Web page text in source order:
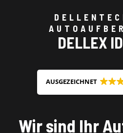
DELLEX
AUSGEZEICHNET
Wir sind Ihr